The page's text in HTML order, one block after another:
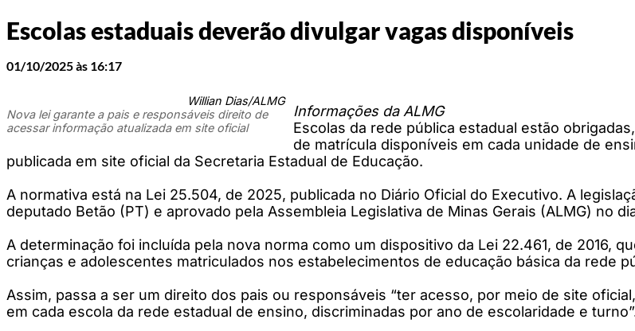
Escolas estaduais deverão divulgar vagas disponíveis
01/10/2025 às 16:17
Willian Dias/ALMG
Nova lei garante a pais e responsáveis direito de
acessar informação atualizada em site oficial
Informações da ALMG
Escolas da rede pública estadual estão
de matrícula disponíveis em cada unidade de
publicada em site oficial da Secretaria Estadual de Educação.
A normativa está na Lei 25.504, de 2025, publicada no Diário Oficial do Executivo. A
deputado Betão (PT) e aprovado pela Assembleia Legislativa de Minas Gerais (ALMG) no
A determinação foi incluída pela nova norma como um dispositivo da Lei 22.461, de 2016,
crianças e adolescentes matriculados nos estabelecimentos de educação básica da rede
Assim, passa a ser um direito dos pais ou responsáveis “ter acesso, por meio de site
em cada escola da rede estadual de ensino, discriminadas por ano de escolaridade e